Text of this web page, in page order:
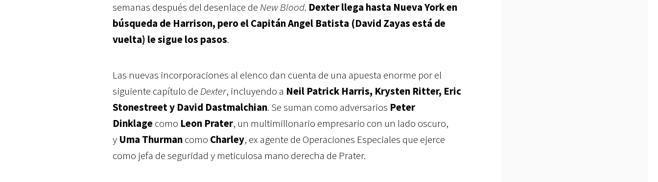
semanas después del desenlace de New Blood. Dexter llega hasta Nueva York en
búsqueda de Harrison, pero el Capitán Angel Batista (David Zayas está de
vuelta) le sigue los pasos.
Las nuevas incorporaciones al elenco dan cuenta de una apuesta enorme por el
siguiente capítulo de Dexter, incluyendo a Neil Patrick Harris, Krysten Ritter, Eric
Stonestreet y David Dastmalchian. Se suman como adversarios Peter
Dinklagecomo Leon Prater, un multimillonario empresario con un lado oscuro,
y Uma Thurmancomo Charley, ex agente de Operaciones Especiales que ejerce
como jefa de seguridad y meticulosa mano derecha de Prater.